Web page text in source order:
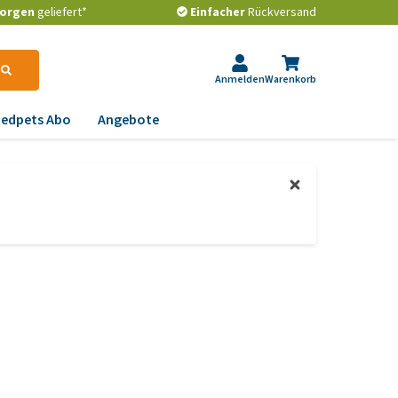
geliefert* EinfacherRückversand
AnmeldenWarenkorb
Abo Angebote